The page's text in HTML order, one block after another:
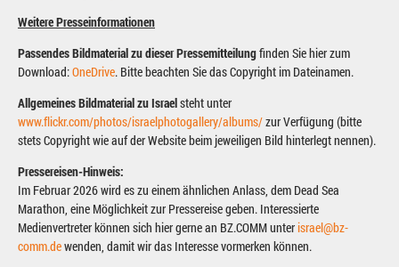
Weitere Presseinformationen
Passendes Bildmaterial zu dieser Pressemitteilungfinden Sie hier zum
Download:OneDrive. Bitte beachten Sie das Copyright im Dateinamen.
Allgemeines Bildmaterial zu Israelsteht unter
www.flickr.com/photos/israelphotogallery/albums/zur Verfügung (bitte
stets Copyright wie auf der Website beim jeweiligen Bild hinterlegt nennen).
Pressereisen-Hinweis:
Im Februar 2026 wird es zu einem ähnlichen Anlass, dem Dead Sea
Marathon, eine Möglichkeit zur Pressereise geben. Interessierte
Medienvertreter können sich hier gerne an BZ.COMM unterisrael@bz-
comm.dewenden, damit wir das Interesse vormerken können.